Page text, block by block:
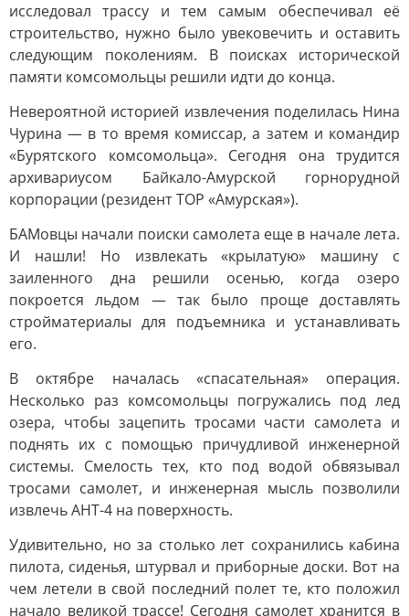
исследовал трассу и тем самым обеспечивал её
строительство, нужно было увековечить и оставить
следующим поколениям. В поисках исторической
памяти комсомольцы решили идти до конца.
Невероятной историей извлечения поделилась Нина
Чурина — в то время комиссар, а затем и командир
«Бурятского комсомольца». Сегодня она трудится
архивариусом Байкало-Амурской горнорудной
корпорации (резидент ТОР «Амурская»).
БАМовцы начали поиски самолета еще в начале лета.
И нашли! Но извлекать «крылатую» машину с
заиленного дна решили осенью, когда озеро
покроется льдом — так было проще доставлять
стройматериалы для подъемника и устанавливать
его.
В октябре началась «спасательная» операция.
Несколько раз комсомольцы погружались под лед
озера, чтобы зацепить тросами части самолета и
поднять их с помощью причудливой инженерной
системы. Смелость тех, кто под водой обвязывал
тросами самолет, и инженерная мысль позволили
извлечь АНТ-4 на поверхность.
Удивительно, но за столько лет сохранились кабина
пилота, сиденья, штурвал и приборные доски. Вот на
чем летели в свой последний полет те, кто положил
начало великой трассе! Сегодня самолет хранится в